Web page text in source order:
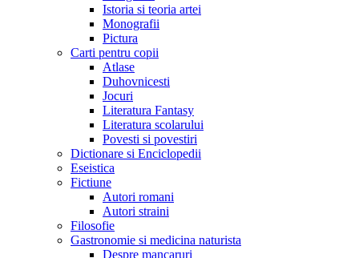
Istoria si teoria artei
Monografii
Pictura
Carti pentru copii
Atlase
Duhovnicesti
Jocuri
Literatura Fantasy
Literatura scolarului
Povesti si povestiri
Dictionare si Enciclopedii
Eseistica
Fictiune
Autori romani
Autori straini
Filosofie
Gastronomie si medicina naturista
Despre mancaruri